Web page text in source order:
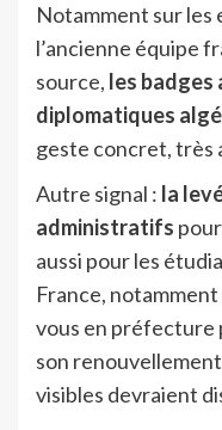
Notamment sur les
l’ancienne équipe
source, les
diplomatiques
geste concret, très
Autre signal : la
administratifs
aussi pour les
France,
vous en préfecture
son
visibles devraient